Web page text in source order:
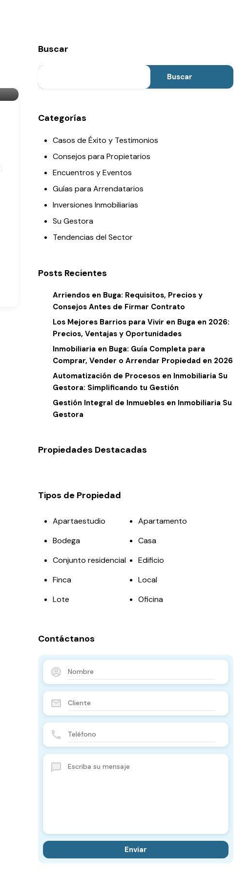
Buscar
Buscar
Categorías
Casos de Éxito y Testimonios
Consejos para Propietarios
Encuentros y Eventos
Guías para Arrendatarios
Inversiones Inmobiliarias
Su Gestora
Tendencias del Sector
Posts Recientes
Arriendos en Buga: Requisitos, Precios y
Consejos Antes de Firmar Contrato
Los Mejores Barrios para Vivir en Buga en 2026:
Precios, Ventajas y Oportunidades
Inmobiliaria en Buga: Guía Completa para
Comprar, Vender o Arrendar Propiedad en 2026
Automatización de Procesos en Inmobiliaria Su
Gestora: Simplificando tu Gestión
Gestión Integral de Inmuebles en Inmobiliaria Su
Gestora
Propiedades Destacadas
Tipos de Propiedad
Apartaestudio
Apartamento
Bodega
Casa
Conjunto residencial
Edificio
Finca
Local
Lote
Oficina
Contáctanos